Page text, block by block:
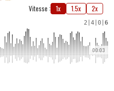
Vitesse : 1x 1.5x 2x
2 4 0 6
00:03